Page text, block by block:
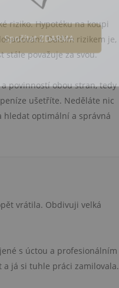
riziko. Hypotéku na koupi
Dalším rizikem je,
stále považuje za svou.
povinností obou stran, tedy
ušetříte. Neděláte nic
hledat optimální a správná
vrátila. Obdivuji velká
s úctou a profesionálním
já si tuhle práci zamilovala.
Spočítat ZDARMA